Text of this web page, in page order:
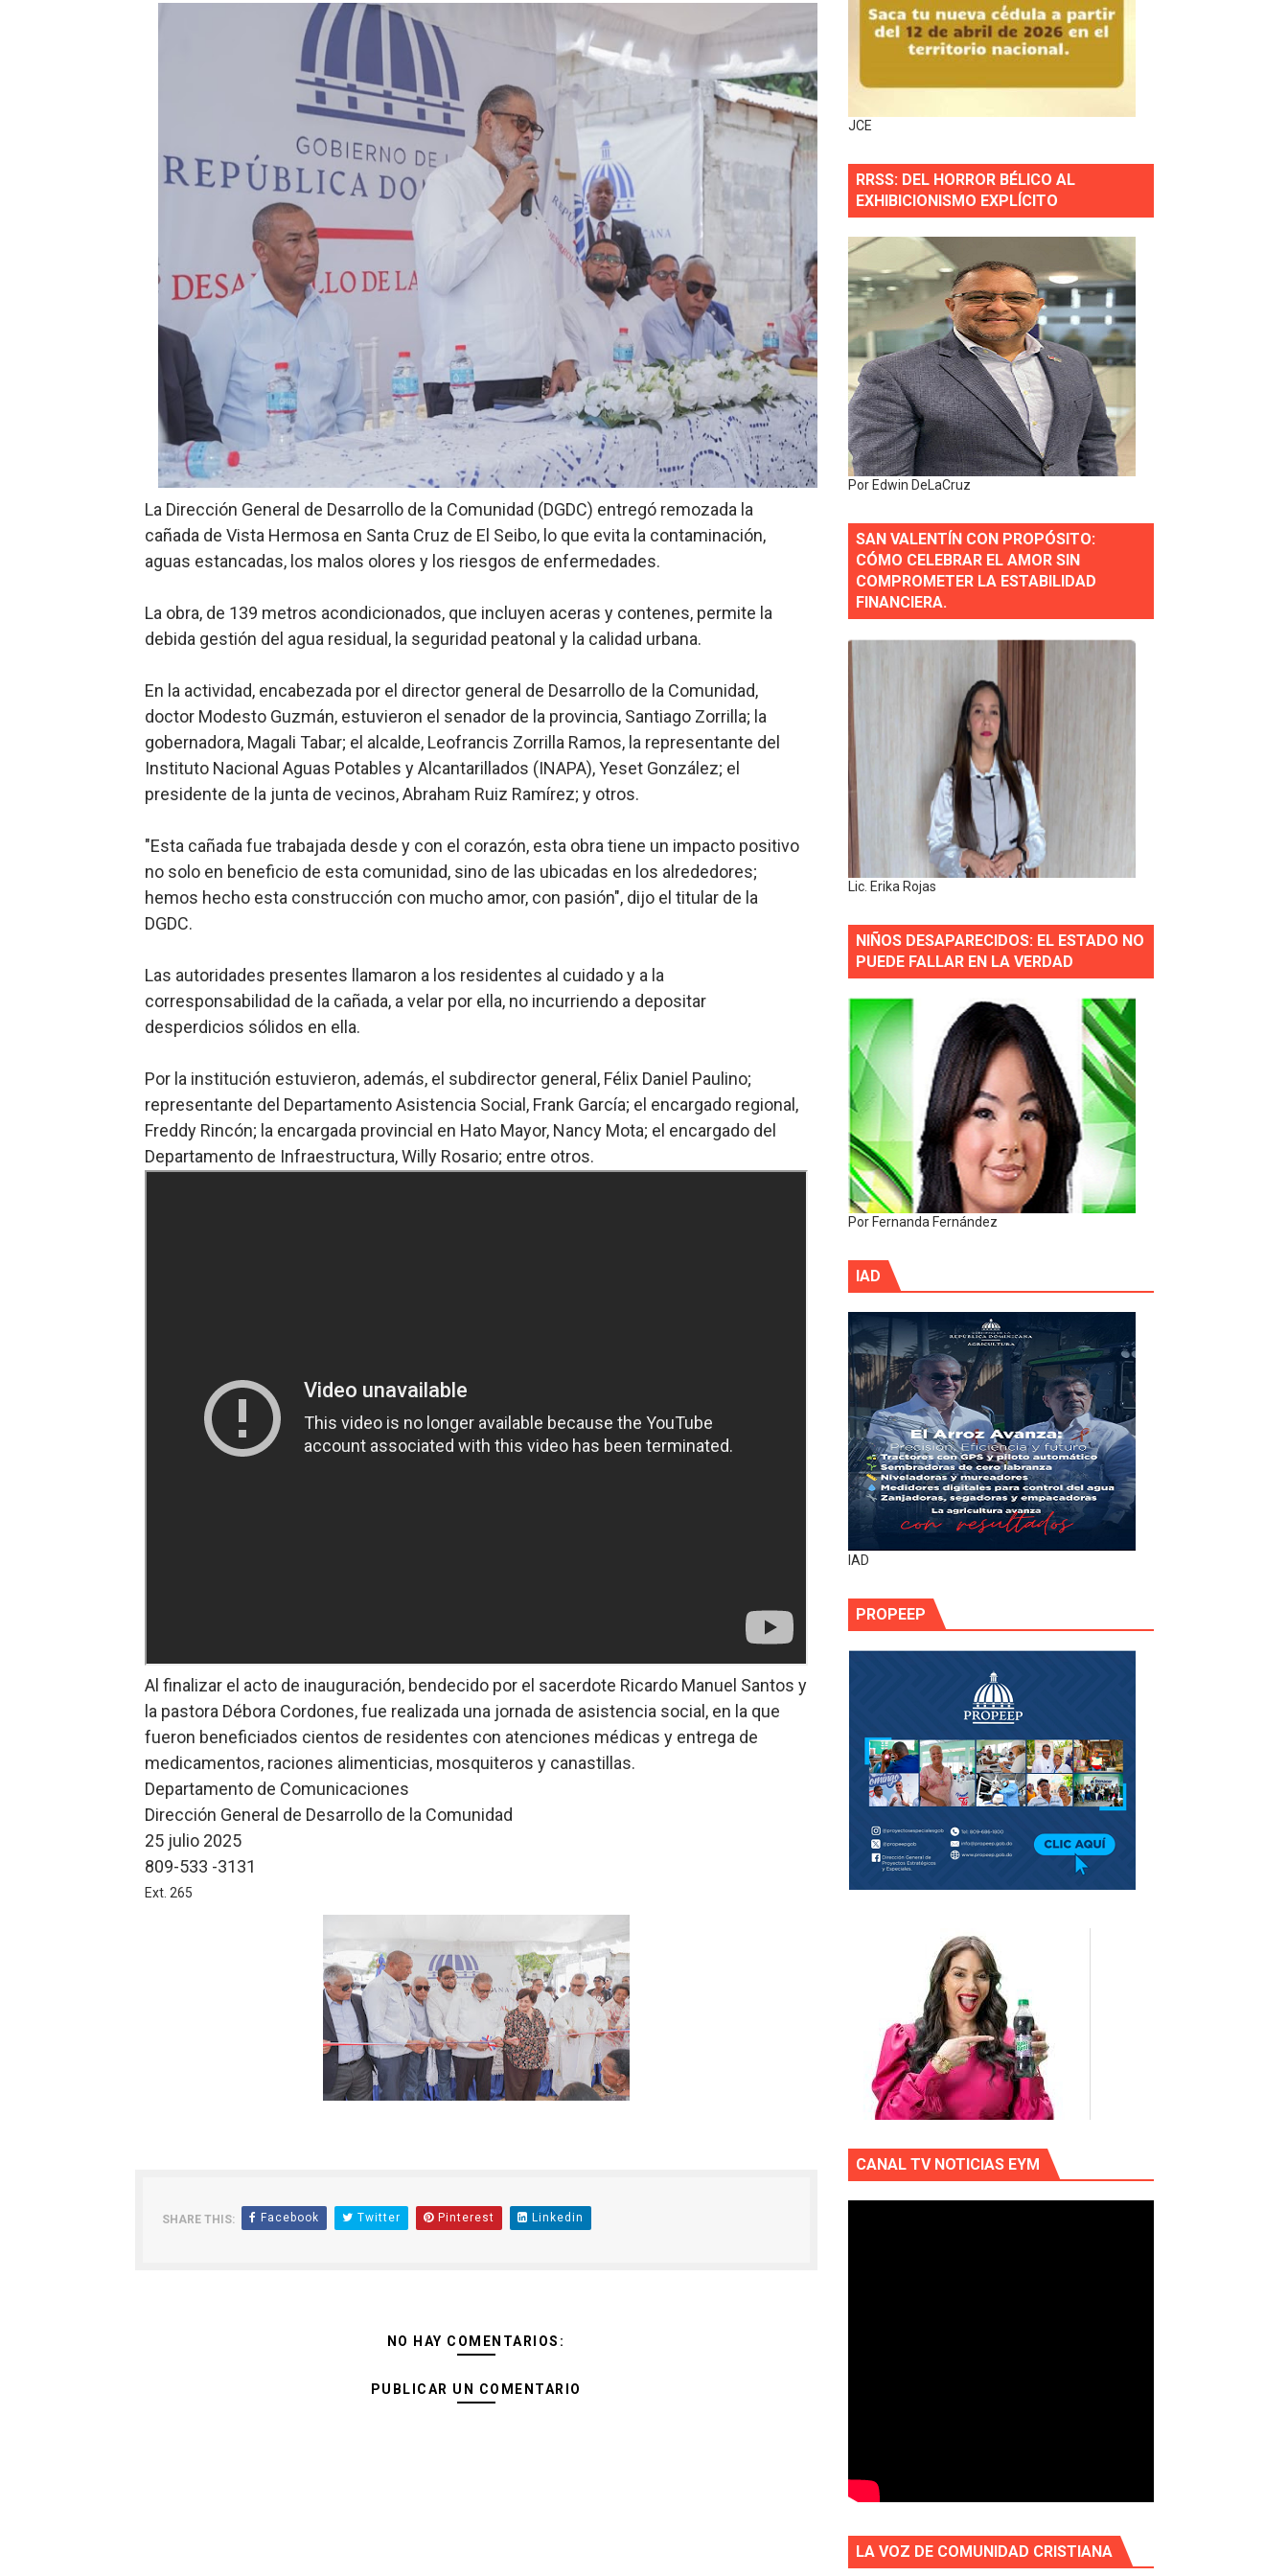
​Domingo Plácido critica la situación económica y califica de ineficiente la gestión del gobierno
Graduación XII Promoción Servicio Militar Voluntario
Fellito Suberví asegura en Carolina Mejía RD tiene la oportunidad histórica de elegir la primera mujer presidente de la República
Hipótesis policial sobre atentado a balazos en la avenida Abraham Lincoln y fallecer horas después
CESDN urge fortalecer el sistema eléctrico ante constantes apagones en Santo Domingo Norte
Cacerolazos, gomas quemadas y bombas lagrimógenas: Tensión en la Fernández Domínguez por apagones en Cayenas y Residencial Amalia
Roberto Ángel Salcedo anuncia festival cultural para la región Este
Roberto Ángel Salcedo anuncia festival cultural para la región Este
Lee Ballester a los que se forman como agentes “Todo el equipo de la DGM debe acogerse a normas éticas y ser garante de los derechos de
Operativo Interinstitucional “Compromiso Ambiental 2.0”
Trabajadores de la prensa y Obispado de la Provincia Santo Domingo Acuerdan Alianza Estratégica para Impulsar el Desarrollo de Santo
Ministerio de Cultura anuncia ganadores de Premios Anuales de Literatura 2026 y el de Historia 2025
Más de 180 dirigentes sindicales de las Américas se reúnen en República Dominicana para fortalecer el diálogo social y el trabajo decente
Restaurante Amigos es reconocido por sus cuatro décadas de excelencia en el sector gastronómico
Banco Popular escala 17 posiciones en los mil mejores bancos del mundo
La Dirección General de Desarrollo de la Comunidad (DGDC) entregó remozada la
cañada de Vista Hermosa en Santa Cruz de El Seibo, lo que evita la contaminación,
aguas estancadas, los malos olores y los riesgos de enfermedades.
La obra, de 139 metros acondicionados, que incluyen aceras y contenes, permite la
debida gestión del agua residual, la seguridad peatonal y la calidad urbana.
En la actividad, encabezada por el director general de Desarrollo de la Comunidad,
doctor Modesto Guzmán, estuvieron el senador de la provincia, Santiago Zorrilla; la
gobernadora, Magali Tabar; el alcalde, Leofrancis Zorrilla Ramos, la representante del
Instituto Nacional Aguas Potables y Alcantarillados (INAPA), Yeset González; el
presidente de la junta de vecinos, Abraham Ruiz Ramírez; y otros.
"Esta cañada fue trabajada desde y con el corazón, esta obra tiene un impacto positivo
no solo en beneficio de esta comunidad, sino de las ubicadas en los alrededores;
hemos hecho esta construcción con mucho amor, con pasión", dijo el titular de la
DGDC.
Las autoridades presentes llamaron a los residentes al cuidado y a la
corresponsabilidad de la cañada, a velar por ella, no incurriendo a depositar
desperdicios sólidos en ella.
Por la institución estuvieron, además, el subdirector general, Félix Daniel Paulino;
representante del Departamento Asistencia Social, Frank García; el encargado regional,
Freddy Rincón; la encargada provincial en Hato Mayor, Nancy Mota; el encargado del
Departamento de Infraestructura, Willy Rosario; entre otros.
Al finalizar el acto de inauguración, bendecido por el sacerdote Ricardo Manuel Santos y
la pastora Débora Cordones, fue realizada una jornada de asistencia social, en la que
fueron beneficiados cientos de residentes con atenciones médicas y entrega de
medicamentos, raciones alimenticias, mosquiteros y canastillas.
Departamento de Comunicaciones
Dirección General de Desarrollo de la Comunidad
25 julio 2025
809-533 -3131
Ext. 265
SHARE THIS: Facebook Twitter Pinterest Linkedin
NO HAY COMENTARIOS:
PUBLICAR UN COMENTARIO
JCE
RRSS: DEL HORROR BÉLICO AL
EXHIBICIONISMO EXPLÍCITO
Por Edwin DeLaCruz
SAN VALENTÍN CON PROPÓSITO:
CÓMO CELEBRAR EL AMOR SIN
COMPROMETER LA ESTABILIDAD
FINANCIERA.
Lic. Erika Rojas
NIÑOS DESAPARECIDOS: EL ESTADO NO
PUEDE FALLAR EN LA VERDAD
Por Fernanda Fernández
IAD
IAD
PROPEEP
CANAL TV NOTICIAS EYM
LA VOZ DE COMUNIDAD CRISTIANA